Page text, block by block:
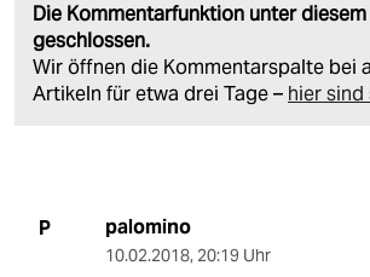
Die Kommentarfunktion unter
geschlossen.
Wir öffnen die Kommentarspalte bei
Artikeln für etwa drei Tage – hier sind
P palomino
10.02.2018, 20:19 Uhr